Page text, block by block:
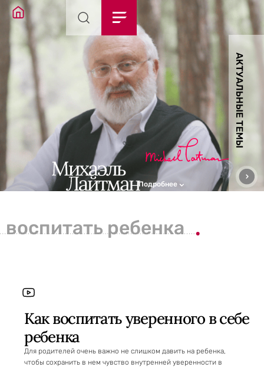
АКТУАЛЬНЫЕ ТЕМЫ
Подробнее
воспитать ребенка
Как воспитать уверенного в себе
ребенка
Для родителей очень важно не слишком давить на ребенка,
чтобы сохранить в нем чувство внутренней уверенности в